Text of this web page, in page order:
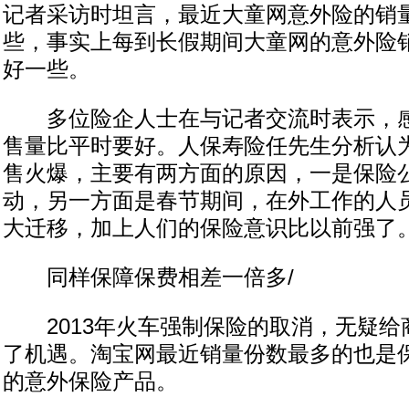
记者采访时坦言，最近大童网意外险的销
些，事实上每到长假期间大童网的意外险
好一些。
多位险企人士在与记者交流时表示，
售量比平时要好。人保寿险任先生分析认
售火爆，主要有两方面的原因，一是保险
动，另一方面是春节期间，在外工作的人
大迁移，加上人们的保险意识比以前强了
同样保障保费相差一倍多/
2013年火车强制保险的取消，无疑给
了机遇。淘宝网最近销量份数最多的也是
的意外保险产品。